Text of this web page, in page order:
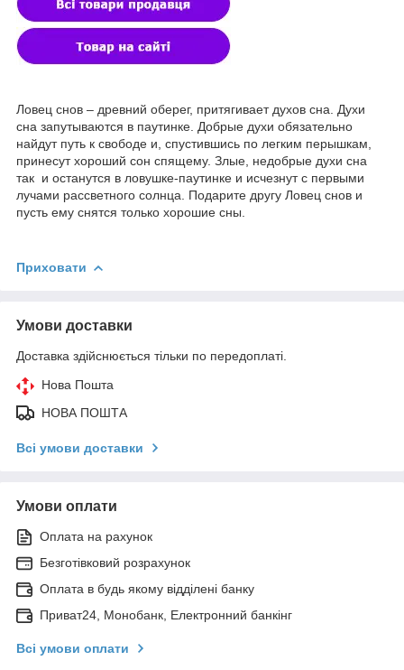
Ловец снов – древний оберег, притягивает духов сна. Духи
сна запутываются в паутинке. Добрые духи обязательно
найдут путь к свободе и, спустившись по легким перышкам,
принесут хороший сон спящему. Злые, недобрые духи сна
так и останутся в ловушке-паутинке и исчезнут с первыми
лучами рассветного солнца. Подарите другу Ловец снов и
пусть ему снятся только хорошие сны.
Приховати
Умови доставки
Доставка здійснюється тільки по передоплаті.
Нова Пошта
НОВА ПОШТА
Всі умови доставки
Умови оплати
Оплата на рахунок
Безготівковий розрахунок
Оплата в будь якому відділені банку
Приват24, Монобанк, Електронний банкінг
Всі умови оплати